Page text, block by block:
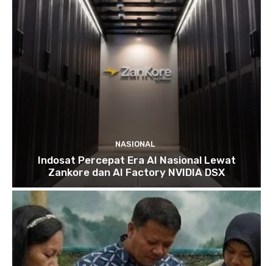
NASIONAL
Indosat Percepat Era AI Nasional Lewat
Zankore dan AI Factory NVIDIA DSX